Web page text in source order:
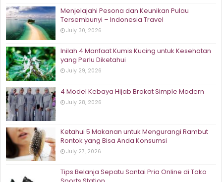
Menjelajahi Pesona dan Keunikan Pulau
Tersembunyi – Indonesia Travel
July 30, 2026
Inilah 4 Manfaat Kumis Kucing untuk Kesehatan
yang Perlu Diketahui
July 29, 2026
4 Model Kebaya Hijab Brokat Simple Modern
July 28, 2026
Ketahui 5 Makanan untuk Mengurangi Rambut
Rontok yang Bisa Anda Konsumsi
July 27, 2026
Tips Belanja Sepatu Santai Pria Online di Toko